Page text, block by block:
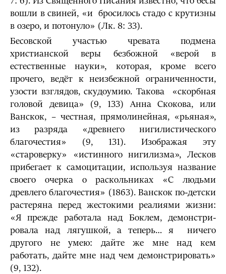
вошли в свиней, «и бросилось стадо с крутизны
в озеро, и потонуло» (Лк. 8: 33).
Бесовской участью чревата подмена
христианской веры безбожной «верой в
естественные науки», которая, кроме всего
прочего, ведёт к неизбежной ограниченно­сти,
узости взглядов, скудоумию. Такова «скорбная
головой девица» (9, 133) Анна Скокова, или
Ванскок, – честная, прямолинейная, «рьяная»,
из разряда «древнего нигили­стического
благочестия» (9, 131). Изображая эту
«староверку» «истинного ниги­лизма», Лесков
прибегает к самоцитации, используя название
своего очерка о раскольни­ках «С людьми
древлего благочестия» (1863). Ванскок по-детски
растеряна перед жестокими реалиями жизни:
«Я прежде работала над Боклем, демонстри­
ровала над лягушкой, а теперь… я ничего
другого не умею: дайте же мне над кем
работать, дайте мне над чем демонстрировать»
(9, 132).